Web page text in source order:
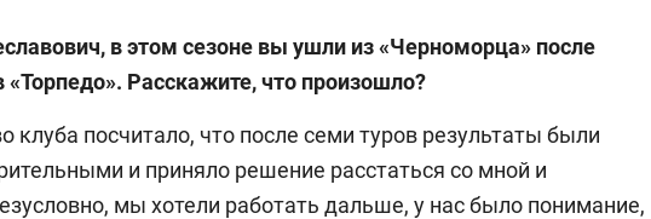
в этом сезоне вы ушли из «Черноморца» после
«Торпедо». Расскажите, что произошло?
клуба посчитало, что после семи туров результаты были
и приняло решение расстаться со мной и
мы хотели работать дальше, у нас было понимание,